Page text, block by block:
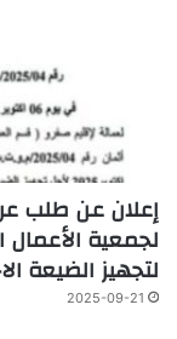
لجمعية الأعمال
لتجهيز الضيعة
2025-09-21